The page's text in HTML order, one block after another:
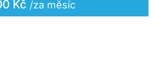
Kč /za měsíc